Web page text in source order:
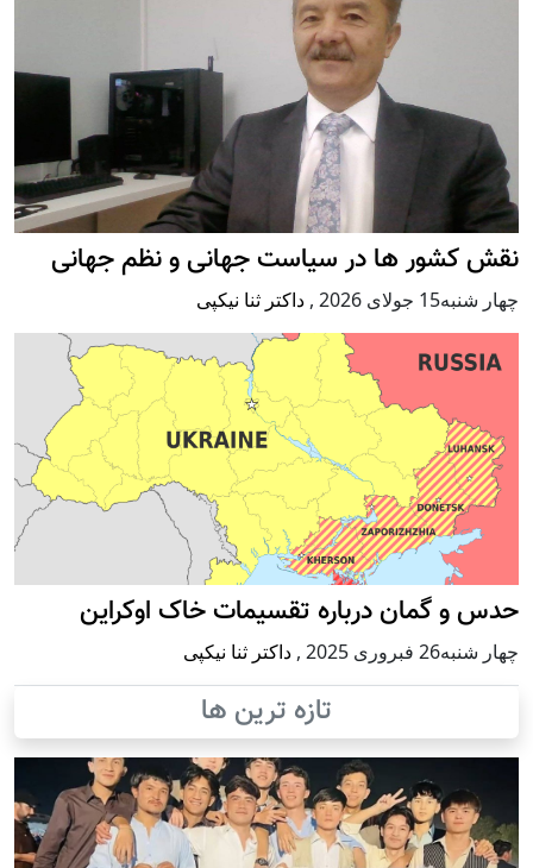
نقش کشور ها در سیاست جهانی و نظم جهانی
چهار شنبه15 جولای 2026 , داکتر ثنا نیکپی
حدس و گمان درباره تقسیمات خاک اوکراین
چهار شنبه26 فبروری 2025 , داکتر ثنا نیکپی
تازه ترین ها